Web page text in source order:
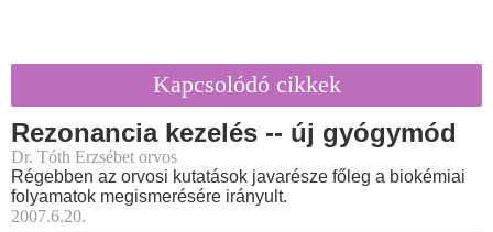
Kapcsolódó cikkek
Rezonancia kezelés -- új gyógymód
Dr. Tóth Erzsébet orvos
Régebben az orvosi kutatások javarésze főleg a biokémiai
folyamatok megismerésére irányult.
2007.6.20.